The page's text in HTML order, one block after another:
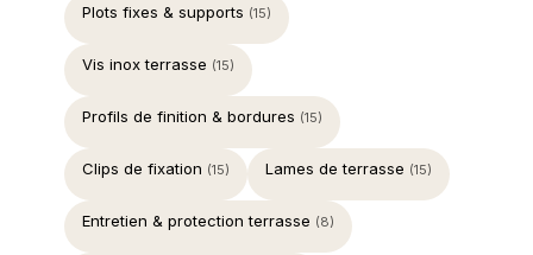
Plots fixes & supports (15)
Vis inox terrasse (15)
Profils de finition & bordures (15)
Clips de fixation (15) Lames de terrasse (15)
Entretien & protection terrasse (8)